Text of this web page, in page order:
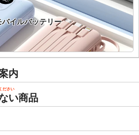
バイルバッテリー
内
ださい
い商品